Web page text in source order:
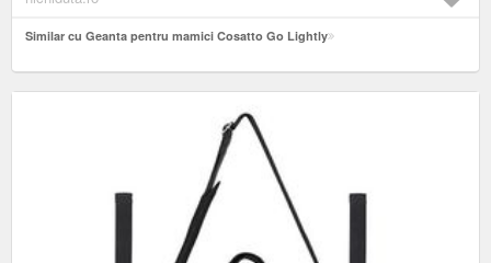
Similar cu Geanta pentru mamici Cosatto Go Lightly